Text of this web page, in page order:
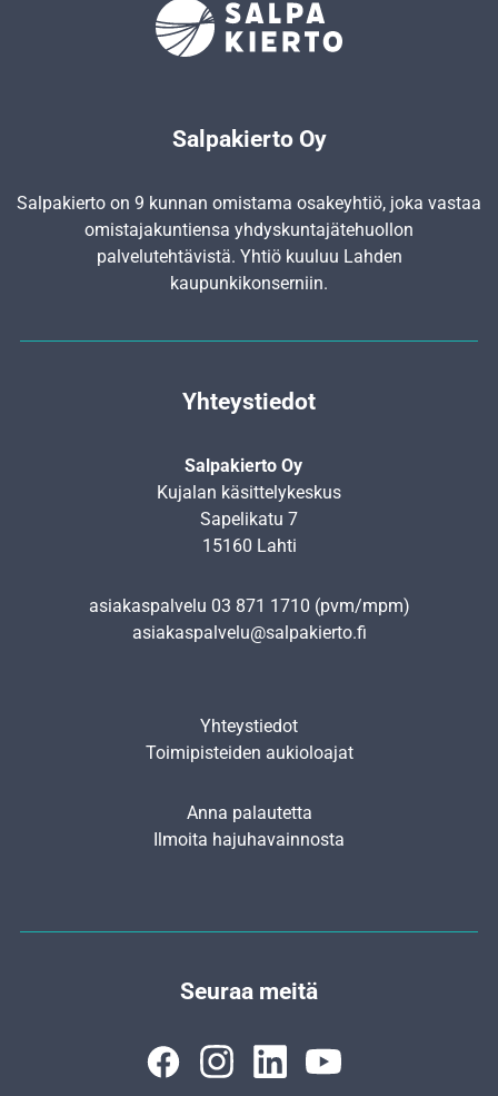
Salpakierto Oy
Salpakierto on 9 kunnan omistama osakeyhtiö, joka vastaa
omistajakuntiensa yhdyskunta­jätehuollon
palvelutehtävistä. Yhtiö kuuluu Lahden
kaupunkikonserniin.
Yhteystiedot
Salpakierto Oy
Kujalan käsittelykeskus
Sapelikatu 7
15160 Lahti
asiakaspalvelu 03 871 1710 (pvm/mpm)
asiakaspalvelu@salpakierto.fi
Yhteystiedot
Toimipisteiden aukioloajat
Anna palautetta
Ilmoita hajuhavainnosta
Seuraa meitä